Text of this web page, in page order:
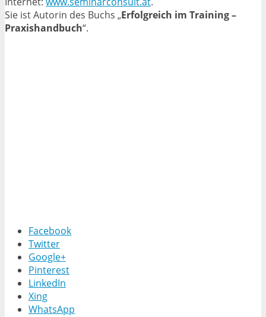
Sie ist Autorin des Buchs „Erfolgreich im Training –
Praxishandbuch“.
Facebook
Twitter
Google+
Pinterest
LinkedIn
Xing
WhatsApp